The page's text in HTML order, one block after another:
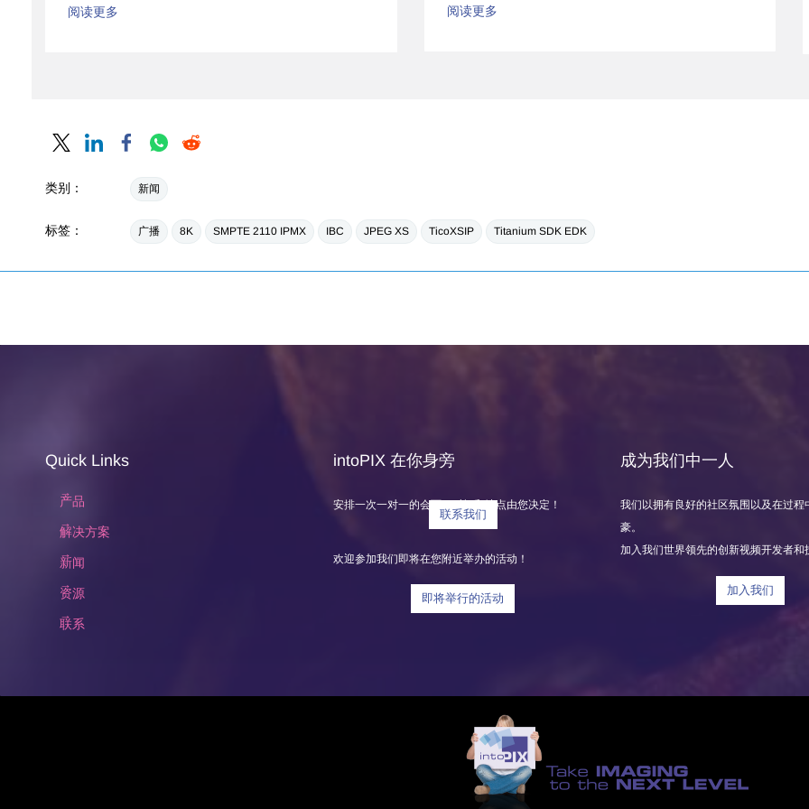
阅读更多 阅读更多
类别： 新闻
标签： 广播 8K SMPTE 2110 IPMX IBC JPEG XS TicoXSIP Titanium SDK EDK
Quick Links
产品
解决方案
新闻
资源
联系
intoPIX 在你身旁
安排一次一对一的会面，时间和地点由您决定！
联系我们
欢迎参加我们即将在您附近举办的活动！
即将举行的活动
成为我们中一人
我们以拥有良好的社区氛围以及在过程
豪。
加入我们世界领先的创新视频开发者和
加入我们